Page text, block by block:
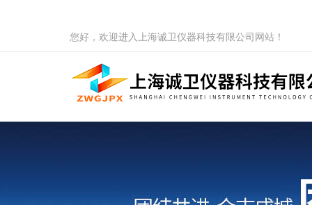
您好，欢迎进入上海诚卫仪器科技有限公司网站！